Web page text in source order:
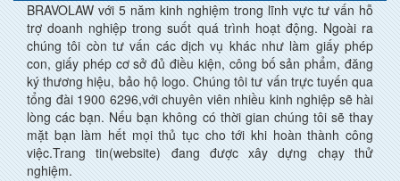
BRAVOLAW với 5 năm kinh nghiệm trong lĩnh vực tư vấn hỗ
trợ doanh nghiệp trong suốt quá trình hoạt động. Ngoài ra
chúng tôi còn tư vấn các dịch vụ khác như làm giấy phép
con, giấy phép cơ sở đủ điều kiện, công bố sản phẩm, đăng
ký thương hiệu, bảo hộ logo. Chúng tôi tư vấn trực tuyến qua
tổng đài 1900 6296,với chuyên viên nhiều kinh nghiệp sẽ hài
lòng các bạn. Nếu bạn không có thời gian chúng tôi sẽ thay
mặt bạn làm hết mọi thủ tục cho tới khi hoàn thành công
việc.Trang tin(website) đang được xây dựng chạy thử
nghiệm.